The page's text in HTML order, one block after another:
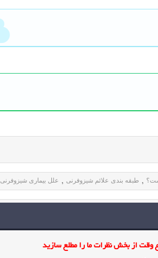
, طبقه بندی علائم شیزوفرنی , علل بیماری شیزوفرنی
از بخش نظرات ما را مطلع سازید